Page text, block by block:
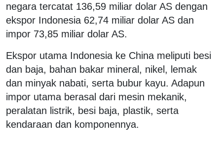
negara tercatat 136,59 miliar dolar AS dengan
ekspor Indonesia 62,74 miliar dolar AS dan
impor 73,85 miliar dolar AS.
Ekspor utama Indonesia ke China meliputi besi
dan baja, bahan bakar mineral, nikel, lemak
dan minyak nabati, serta bubur kayu. Adapun
impor utama berasal dari mesin mekanik,
peralatan listrik, besi baja, plastik, serta
kendaraan dan komponennya.